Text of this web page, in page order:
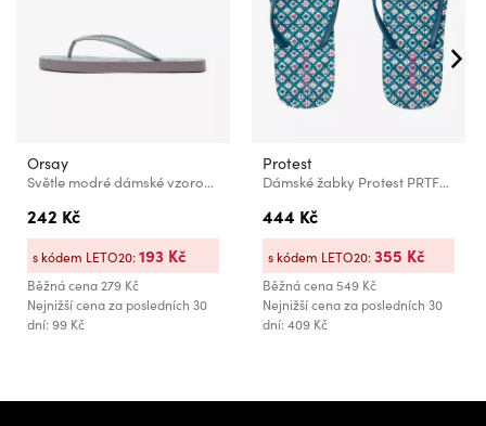
Orsay
Světle modré dámské vzorované žabky ORSAY
242 Kč
Běžná cena279 Kč
Nejnižší cena za posledních 30
dní: 99 Kč
s kódem LETO20:193 Kč
Protest
Dámské žabky Protest PRTFLORINE
444 Kč
Běžná cena549 Kč
Nejnižší cena za posledních 30
dní: 409 Kč
s kódem LETO20:355 Kč